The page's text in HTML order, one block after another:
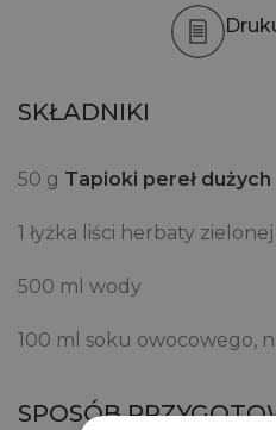
SKŁADNIKI
50 g Tapioki pereł dużych
1 łyżka liści herbaty
500 ml wody
100 ml soku owocowego,
SPOSÓB